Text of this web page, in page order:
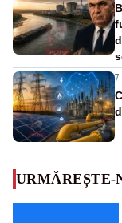
7
URMĂREȘTE-